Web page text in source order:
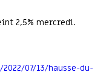
2,5% mercredi.
07/13/hausse-du-